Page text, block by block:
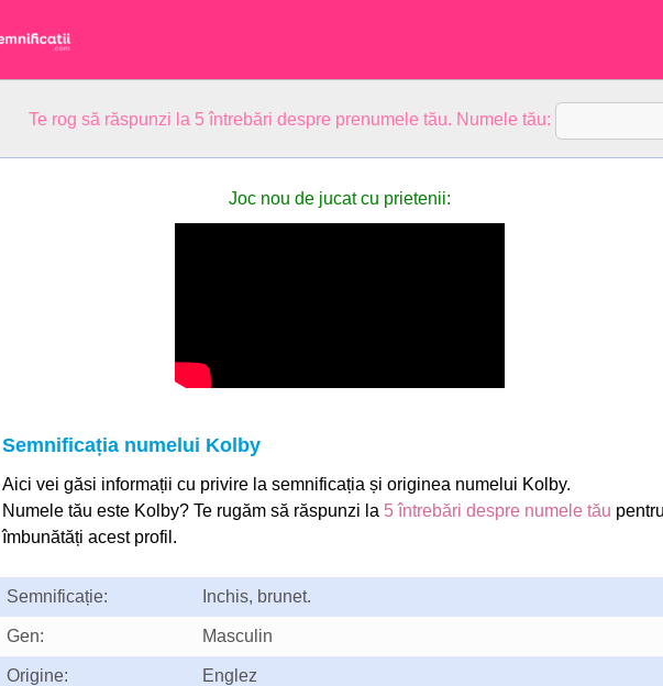
Te rog să răspunzi la 5 întrebări despre prenumele tău. Numele tău:
Joc nou de jucat cu prietenii:
Semnificația numelui Kolby
Aici vei găsi informații cu privire la semnificația și originea numelui Kolby.
Numele tău este Kolby? Te rugăm să răspunzi la 5 întrebări despre numele tău
îmbunătăți acest profil.
Semnificație: Inchis, brunet.
Gen: Masculin
Origine: Englez